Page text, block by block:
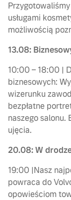
usługami
możliwością
13.08:
10:00 – 18:00 |
biznesowych:
wizerunku
bezpłatne
naszego
ujęcia.
20.08:W
19:00 |Nasz
powraca do
opowieściom